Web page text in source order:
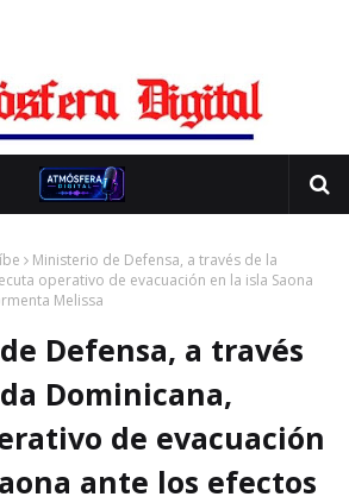
Ministerio de Defensa, a través de la
operativo de evacuación en la isla Saona
Melissa
Defensa, a través
Dominicana,
de evacuación
ante los efectos